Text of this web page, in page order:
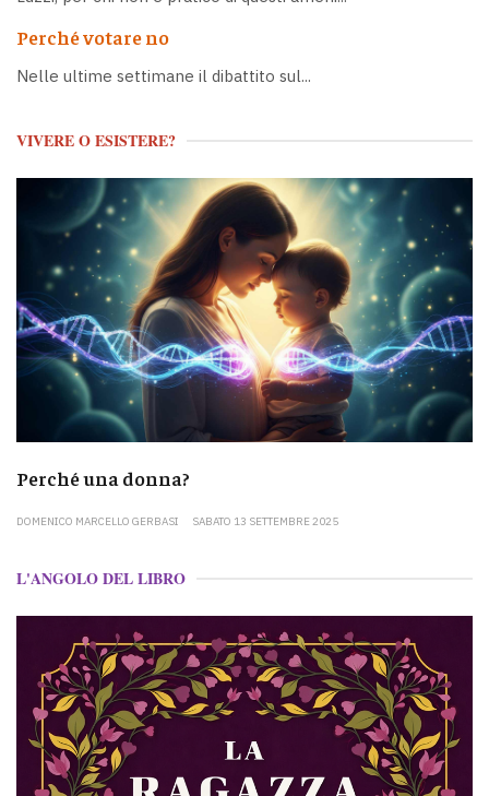
Perché votare no
Nelle ultime settimane il dibattito sul...
VIVERE O ESISTERE?
Perché una donna?
DOMENICO MARCELLO GERBASI SABATO 13 SETTEMBRE 2025
L'ANGOLO DEL LIBRO